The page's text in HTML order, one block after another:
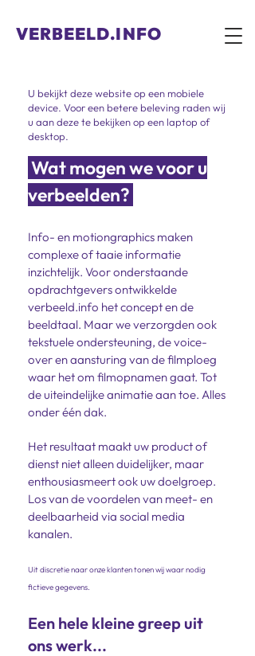
VERBEELD.INFO
Over mij
U bekijkt deze website op een mobiele
device. Voor een betere beleving raden wij
u aan deze te bekijken op een laptop of
desktop.
Wat mogen we voor u
verbeelden?
Info- en motiongraphics maken
complexe of taaie informatie
inzichtelijk. Voor onderstaande
opdrachtgevers ontwikkelde
verbeeld.info het concept en de
beeldtaal. Maar we verzorgden ook
tekstuele ondersteuning, de voice-
over en aansturing van de filmploeg
waar het om filmopnamen gaat. Tot
de uiteindelijke animatie aan toe. Alles
onder één dak.
Het resultaat maakt uw product of
dienst niet alleen duidelijker, maar
enthousiasmeert ook uw doelgroep.
Los van de voordelen van meet- en
deelbaarheid via social media
kanalen.
Uit discretie naar onze klanten tonen wij waar nodig
fictieve gegevens.
Een hele kleine greep uit
ons werk...